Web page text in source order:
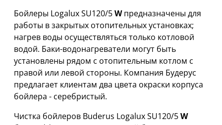
Бойлеры Logalux SU120/5Wпредназначены для
работы в закрытых отопительных установках;
нагрев воды осуществляться только котловой
водой. Баки-водонагреватели могут быть
установлены рядом с отопительным котлом с
правой или левой стороны. Компания Будерус
предлагает клиентам два цвета окраски корпуса
бойлера - серебристый.
Чистка бойлеров Buderus Logalux SU120/5W